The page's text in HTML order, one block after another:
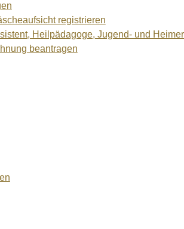
registrieren
Heilpädagoge, Jugend- und
beantragen